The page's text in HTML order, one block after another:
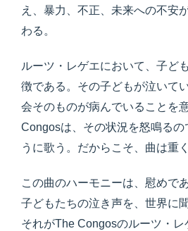
え、暴力、不正、未来への不安
わる。
ルーツ・レゲエにおいて、子ど
徴である。その子どもが泣いて
会そのものが病んでいることを
Congosは、その状況を怒鳴るの
うに歌う。だからこそ、曲は重く
この曲のハーモニーは、慰めで
子どもたちの泣き声を、世界に
それがThe Congosのルーツ・レ